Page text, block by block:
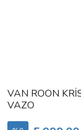
VAN ROON
VAZO